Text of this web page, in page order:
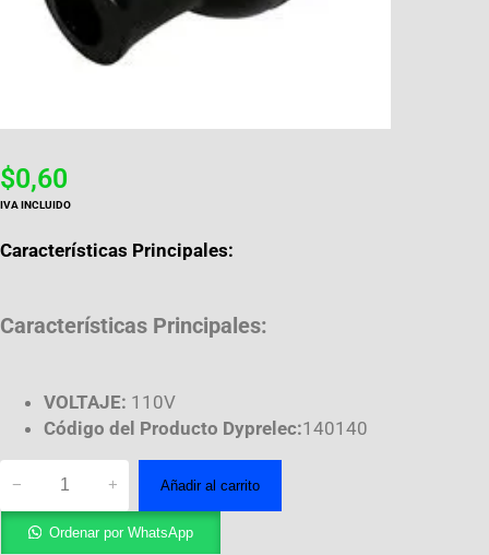
$0,60
IVA INCLUIDO
Características Principales:
Características Principales:
VOLTAJE: 110V
Código del Producto Dyprelec:140140
− + Añadir al carrito
Ordenar por WhatsApp